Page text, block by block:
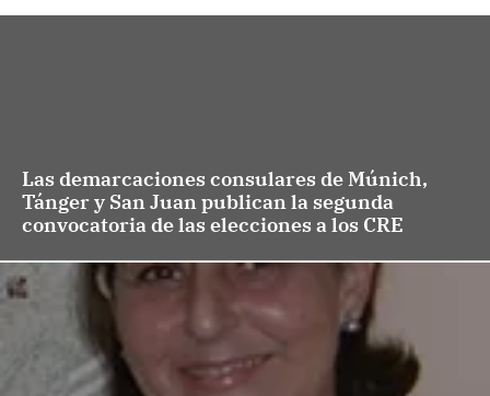
Las demarcaciones consulares de Múnich,
Tánger y San Juan publican la segunda
convocatoria de las elecciones a los CRE